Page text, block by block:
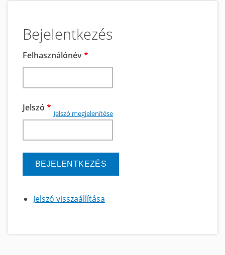
Bejelentkezés
Felhasználónév*
Jelszó *
Jelszó megjelenítése
Jelszó visszaállítása